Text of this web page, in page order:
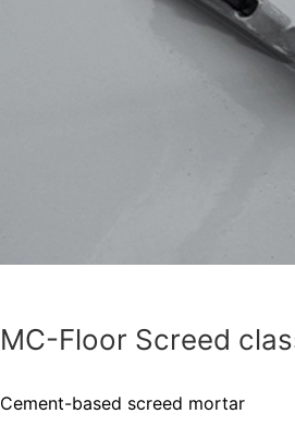
MC-Floor Screed
Cement-based screed mortar